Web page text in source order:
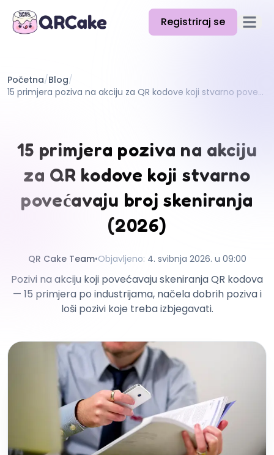
Registriraj se Otvori
Cijene
Dokumentacija
Pomoć
API
Početna/Blog/
15 primjera poziva na akciju za QR kodove koji stvarno povećavaju broj skeniranja (2026)
15 primjera poziva na akciju
za QR kodove koji stvarno
povećavaju broj skeniranja
(2026)
QR Cake Team•Objavljeno: 4. svibnja 2026. u 09:00
Pozivi na akciju koji povećavaju skeniranja QR kodova
— 15 primjera po industrijama, načela dobrih poziva i
loši pozivi koje treba izbjegavati.